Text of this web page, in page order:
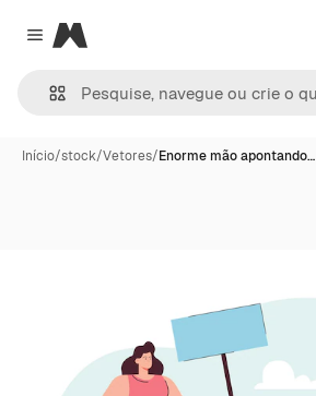
Close menu
Magnific
Início/stock/Vetores/Enorme mão apontando…